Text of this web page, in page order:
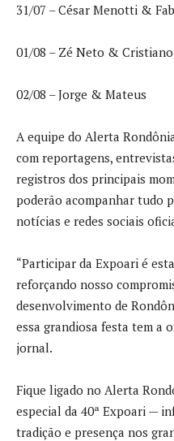
31/07 – César Menotti &
01/08 – Zé Neto & Cristiano
02/08 – Jorge & Mateus
A equipe do Alerta
com reportagens,
registros dos principais
poderão acompanhar tudo
notícias e redes sociais
“Participar da Expoari é
reforçando nosso
desenvolvimento de
essa grandiosa festa tem a
jornal.
Fique ligado no Alerta
especial da 40ª Expoari —
tradição e presença nos